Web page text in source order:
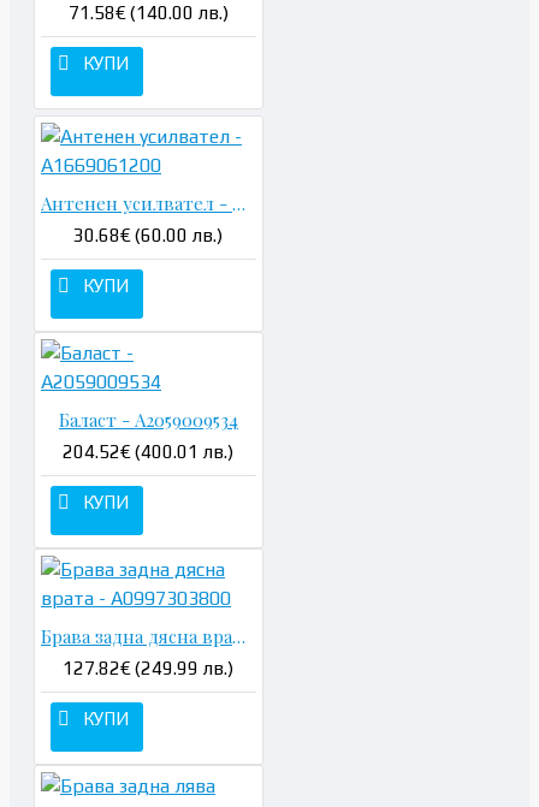
71.58€ (140.00 лв.)
КУПИ
Антенен усилвател - A1669061200
30.68€ (60.00 лв.)
КУПИ
Баласт - A2059009534
204.52€ (400.01 лв.)
КУПИ
Брава задна дясна врата - A0997303800
127.82€ (249.99 лв.)
КУПИ